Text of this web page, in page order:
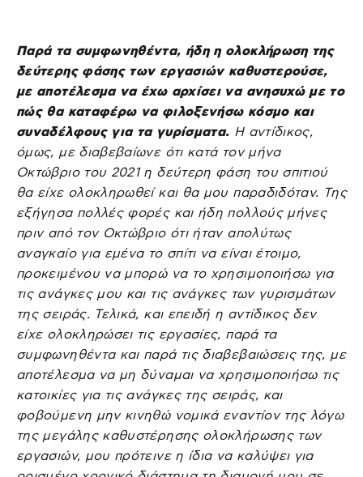
Παρά τα συμφωνηθέντα, ήδη η ολοκλήρωση της
δεύτερης φάσης των εργασιών καθυστερούσε,
με αποτέλεσμα να έχω αρχίσει να ανησυχώ με το
πώς θα καταφέρω να φιλοξενήσω κόσμο και
συναδέλφους για τα γυρίσματα. Η αντίδικος,
όμως, με διαβεβαίωνε ότι κατά τον μήνα
Οκτώβριο του 2021 η δεύτερη φάση του σπιτιού
θα είχε ολοκληρωθεί και θα μου παραδιδόταν. Της
εξήγησα πολλές φορές και ήδη πολλούς μήνες
πριν από τον Οκτώβριο ότι ήταν απολύτως
αναγκαίο για εμένα το σπίτι να είναι έτοιμο,
προκειμένου να μπορώ να το χρησιμοποιήσω για
τις ανάγκες μου και τις ανάγκες των γυρισμάτων
της σειράς. Τελικά, και επειδή η αντίδικος δεν
είχε ολοκληρώσει τις εργασίες, παρά τα
συμφωνηθέντα και παρά τις διαβεβαιώσεις της, με
αποτέλεσμα να μη δύναμαι να χρησιμοποιήσω τις
κατοικίες για τις ανάγκες της σειράς, και
φοβούμενη μην κινηθώ νομικά εναντίον της λόγω
της μεγάλης καθυστέρησης ολοκλήρωσης των
εργασιών, μου πρότεινε η ίδια να καλύψει για